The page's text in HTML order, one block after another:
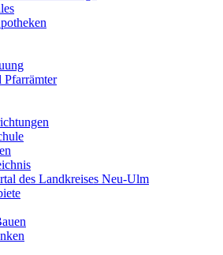
des Landkreises Neu-Ulm